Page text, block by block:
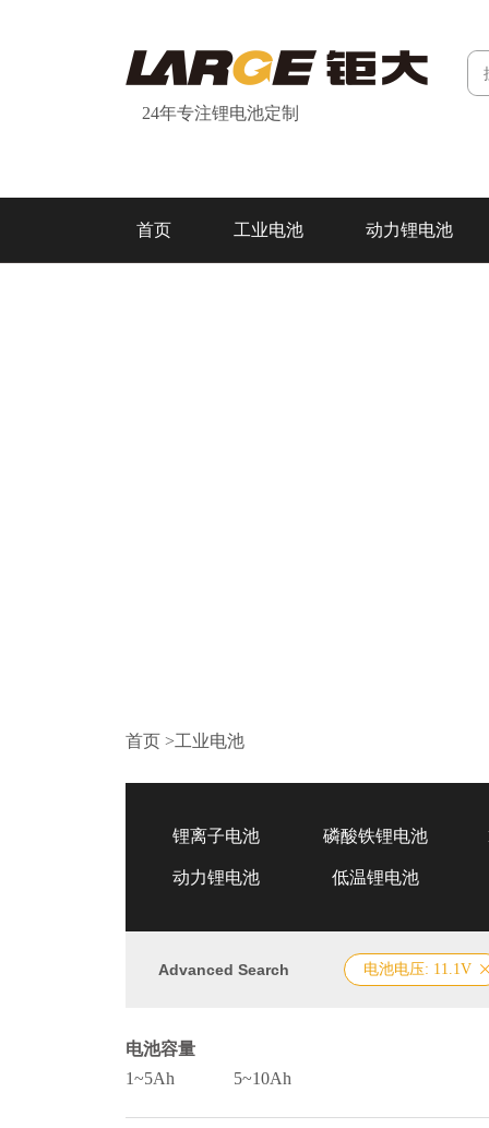
24年专注锂电池定制
首页 工业电池 动力锂电池
首页 >工业电池
锂离子电池 磷酸铁锂电池
动力锂电池 低温锂电池
Advanced Search 电池电压: 11.1V
电池容量
1~5Ah
5~10Ah